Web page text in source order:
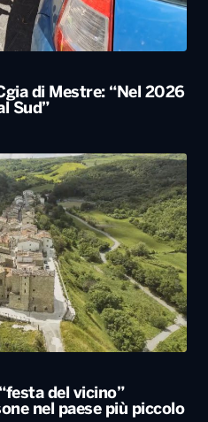
del vicino”
nel paese più piccolo
ALTRO
Le nostre app